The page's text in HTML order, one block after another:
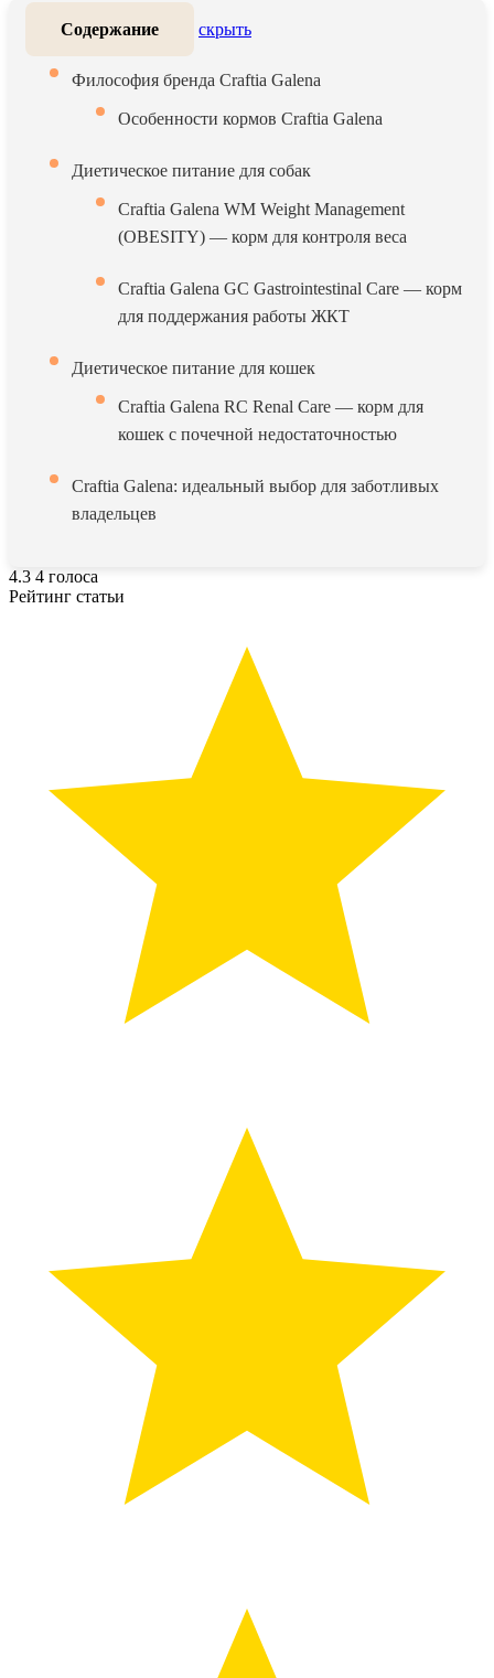
Содержание скрыть
Философия бренда Craftia Galena
Особенности кормов Craftia Galena
Диетическое питание для собак
Craftia Galena WM Weight Management
(OBESITY) — корм для контроля веса
Craftia Galena GC Gastrointestinal Care — корм
для поддержания работы ЖКТ
Диетическое питание для кошек
Craftia Galena RC Renal Care — корм для
кошек с почечной недостаточностью
Craftia Galena: идеальный выбор для заботливых
владельцев
4.3 4 голоса
Рейтинг статьи